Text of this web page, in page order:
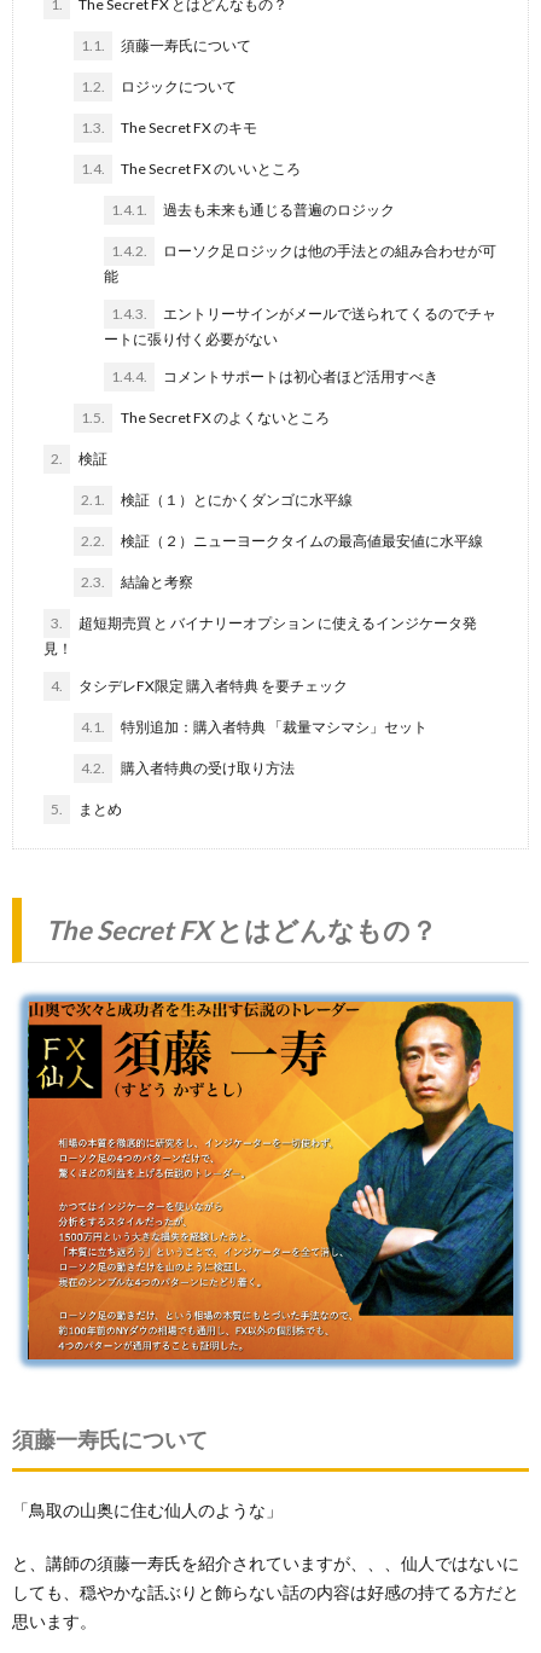
1. The Secret FX とはどんなもの？
1.1. 須藤一寿氏について
1.2. ロジックについて
1.3. The Secret FX のキモ
1.4. The Secret FX のいいところ
1.4.1. 過去も未来も通じる普遍のロジック
1.4.2.
ローソク足ロジックは他の手法との組み合わせが可
能
1.4.3.
エントリーサインがメールで送られてくるのでチャ
ートに張り付く必要がない
1.4.4. コメントサポートは初心者ほど活用すべき
1.5. The Secret FX のよくないところ
2. 検証
2.1. 検証（１）とにかくダンゴに水平線
2.2. 検証（２）ニューヨークタイムの最高値最安値に水平線
2.3. 結論と考察
3.
超短期売買 と バイナリーオプション に使えるインジケータ発
見！
4. タシデレFX限定 購入者特典 を要チェック
4.1. 特別追加：購入者特典 「裁量マシマシ」セット
4.2. 購入者特典の受け取り方法
5. まとめ
The Secret FXとはどんなもの？
須藤一寿氏について
「鳥取の山奥に住む仙人のような」
と、講師の須藤一寿氏を紹介されていますが、、、仙人ではないに
しても、穏やかな話ぶりと飾らない話の内容は好感の持てる方だと
思います。